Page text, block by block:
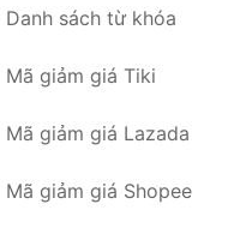
Danh sách từ khóa
Mã giảm giá Tiki
Mã giảm giá Lazada
Mã giảm giá Shopee